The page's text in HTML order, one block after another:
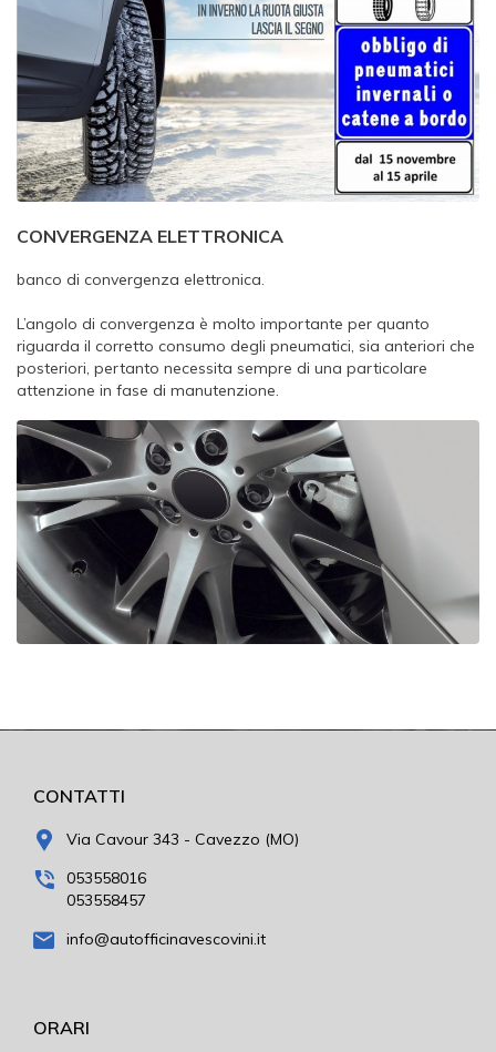
CONVERGENZA ELETTRONICA
banco di convergenza elettronica.
L’angolo di convergenza è molto importante per quanto
riguarda il corretto consumo degli pneumatici, sia anteriori che
posteriori, pertanto necessita sempre di una particolare
attenzione in fase di manutenzione.
CONTATTI
Via Cavour 343 - Cavezzo (MO)
053558016
053558457
info@autofficinavescovini.it
ORARI